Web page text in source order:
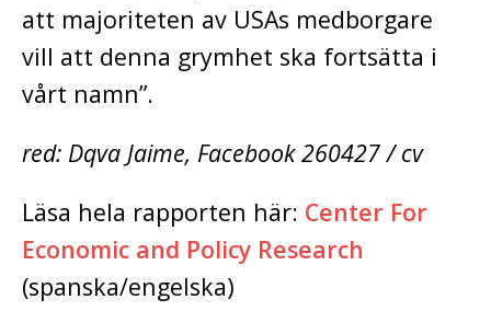
att majoriteten av USAs medborgare
vill att denna grymhet ska fortsätta i
vårt namn”.
red: Dqva Jaime, Facebook 260427 / cv
Läsa hela rapporten här: Center For
Economic and Policy Research
(spanska/engelska)